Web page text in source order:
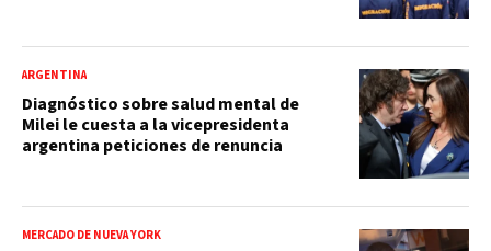
ARGENTINA
Diagnóstico sobre salud mental de
Milei le cuesta a la vicepresidenta
argentina peticiones de renuncia
MERCADO DE NUEVA YORK